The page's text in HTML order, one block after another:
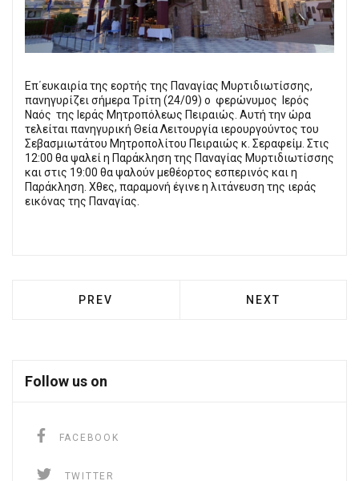
Επ΄ευκαιρία της εορτής της Παναγίας Μυρτιδιωτίσσης,
πανηγυρίζει σήμερα Τρίτη (24/09) ο φερώνυμος Ιερός
Ναός της Ιεράς Μητροπόλεως Πειραιώς. Αυτή την ώρα
τελείται πανηγυρική Θεία Λειτουργία ιερουργούντος του
Σεβασμιωτάτου Μητροπολίτου Πειραιώς κ. Σεραφείμ. Στις
12:00 θα ψαλεί η Παράκληση της Παναγίας Μυρτιδιωτίσσης
και στις 19:00 θα ψαλούν μεθέορτος εσπερινός και η
Παράκληση. Χθες, παραμονή έγινε η λιτάνευση της ιεράς
εικόνας της Παναγίας.
PREVIOUS ARTICLE: ΙΕΡΌ ΛΕΊΨΑΝΟ
PREV NEXT ARTICLE:
NEXT
Follow us on
facebook
FACEBOOK
twitter
TWITTER